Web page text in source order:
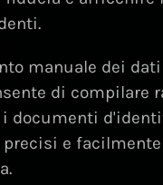
manuale dei
di compilare
documenti
e